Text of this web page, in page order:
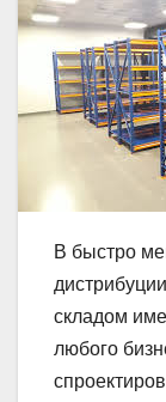
В быстро
складом
любого